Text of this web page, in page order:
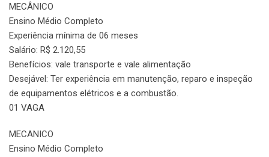
MECÂNICO
Ensino Médio Completo
Experiência mínima de 06 meses
Salário: R$ 2.120,55
Benefícios: vale transporte e vale alimentação
Desejável: Ter experiência em manutenção, reparo e inspeção
de equipamentos elétricos e a combustão.
01 VAGA
MECANICO
Ensino Médio Completo